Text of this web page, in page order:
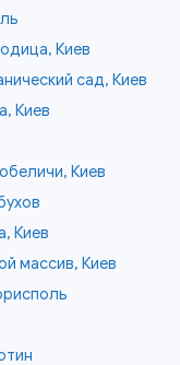
Киев
сад, Киев
Киев
Киев
Киев
массив, Киев